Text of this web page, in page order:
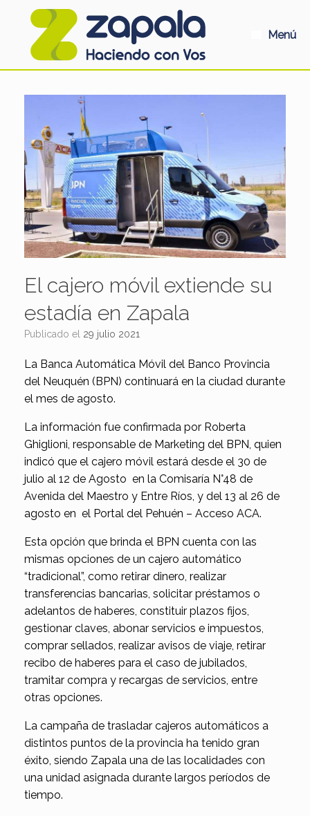
Menú
El cajero móvil extiende su
estadía en Zapala
Publicado el 29 julio 2021
La Banca Automática Móvil del Banco Provincia
del Neuquén (BPN) continuará en la ciudad durante
el mes de agosto.
La información fue confirmada por Roberta
Ghiglioni, responsable de Marketing del BPN, quien
indicó que el cajero móvil estará desde el 30 de
julio al 12 de Agosto en la Comisaría N°48 de
Avenida del Maestro y Entre Ríos, y del 13 al 26 de
agosto en el Portal del Pehuén – Acceso ACA.
Esta opción que brinda el BPN cuenta con las
mismas opciones de un cajero automático
“tradicional”, como retirar dinero, realizar
transferencias bancarias, solicitar préstamos o
adelantos de haberes, constituir plazos fijos,
gestionar claves, abonar servicios e impuestos,
comprar sellados, realizar avisos de viaje, retirar
recibo de haberes para el caso de jubilados,
tramitar compra y recargas de servicios, entre
otras opciones.
La campaña de trasladar cajeros automáticos a
distintos puntos de la provincia ha tenido gran
éxito, siendo Zapala una de las localidades con
una unidad asignada durante largos períodos de
tiempo.